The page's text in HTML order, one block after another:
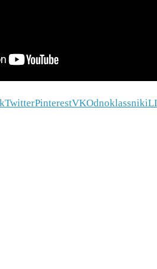
TwitterPinterestVKOdnoklassniki